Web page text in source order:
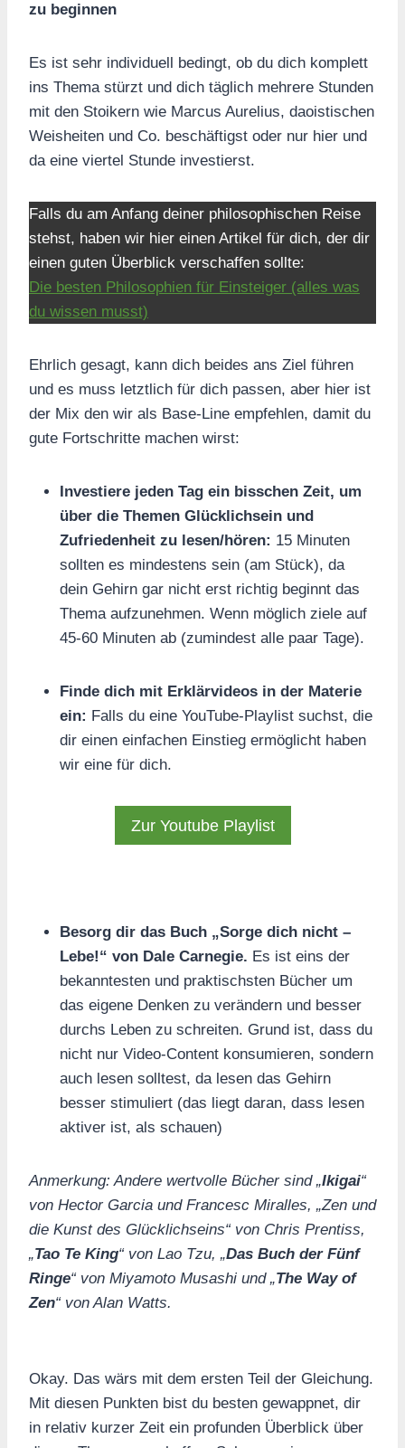
zu beginnen
Es ist sehr individuell bedingt, ob du dich komplett
ins Thema stürzt und dich täglich mehrere Stunden
mit den Stoikern wie Marcus Aurelius, daoistischen
Weisheiten und Co. beschäftigst oder nur hier und
da eine viertel Stunde investierst.
Falls du am Anfang deiner philosophischen Reise
stehst, haben wir hier einen Artikel für dich, der dir
einen guten Überblick verschaffen sollte:
Die besten Philosophien für Einsteiger (alles was
du wissen musst)
Ehrlich gesagt, kann dich beides ans Ziel führen
und es muss letztlich für dich passen, aber hier ist
der Mix den wir als Base-Line empfehlen, damit du
gute Fortschritte machen wirst:
Investiere jeden Tag ein bisschen Zeit, um
über die Themen Glücklichsein und
Zufriedenheit zu lesen/hören: 15 Minuten
sollten es mindestens sein (am Stück), da
dein Gehirn gar nicht erst richtig beginnt das
Thema aufzunehmen. Wenn möglich ziele auf
45-60 Minuten ab (zumindest alle paar Tage).
Finde dich mit Erklärvideos in der Materie
ein: Falls du eine YouTube-Playlist suchst, die
dir einen einfachen Einstieg ermöglicht haben
wir eine für dich.
Zur Youtube Playlist
Besorg dir das Buch „Sorge dich nicht –
Lebe!“ von Dale Carnegie. Es ist eins der
bekanntesten und praktischsten Bücher um
das eigene Denken zu verändern und besser
durchs Leben zu schreiten. Grund ist, dass du
nicht nur Video-Content konsumieren, sondern
auch lesen solltest, da lesen das Gehirn
besser stimuliert (das liegt daran, dass lesen
aktiver ist, als schauen)
Anmerkung: Andere wertvolle Bücher sind „Ikigai“
von Hector Garcia und Francesc Miralles, „Zen und
die Kunst des Glücklichseins“ von Chris Prentiss,
„Tao Te King“ von Lao Tzu, „Das Buch der Fünf
Ringe“ von Miyamoto Musashi und „The Way of
Zen“ von Alan Watts.
Okay. Das wärs mit dem ersten Teil der Gleichung.
Mit diesen Punkten bist du besten gewappnet, dir
in relativ kurzer Zeit ein profunden Überblick über